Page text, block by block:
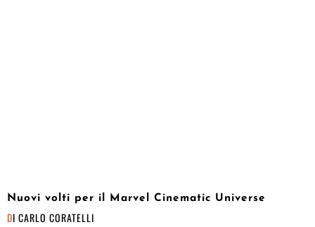
Nuovi volti per il Marvel Cinematic Universe
DI CARLO CORATELLI